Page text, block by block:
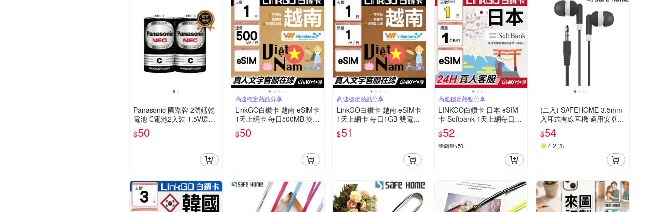
Panasonic 國際牌 2號錳乾
電池 C電池2入裝 1.5V環保
無汞電池 手電筒收音機適用
DR14NNT/2SC
$50
高速穩定熱點分享
LinkGO白鑽卡 越南 eSIM卡
1天上網卡 每日500MB 雙電
信 高速流量(越南網卡 下龍
灣 峴港 胡志明市)
$50
高速穩定熱點分享
LinkGO白鑽卡 越南 eSIM卡
1天上網卡 每日1GB 雙電信
高速流量(越南網卡 下龍灣
峴港 胡志明市)
$51
高速穩定熱點分享
LINKGO白鑽卡 日本 eSIM
卡 Softbank 1天上網每日1
GB(日本網卡 東京 大阪 福
岡 北海道 沖繩)
$52
總銷量>50
(二入) SAFEHOME 3.5mm
入耳式有線耳機 適用安卓手
機/電腦/MP3/MP4 (不帶
麥、不可通話，僅能聽音樂)
EH3501
$54
4.2 (5)